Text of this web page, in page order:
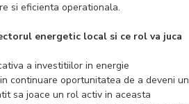
si eficienta operationala.
energetic local si ce rol va juca
a investitiilor in energie
continuare oportunitatea de a deveni un
sa joace un rol activ in aceasta